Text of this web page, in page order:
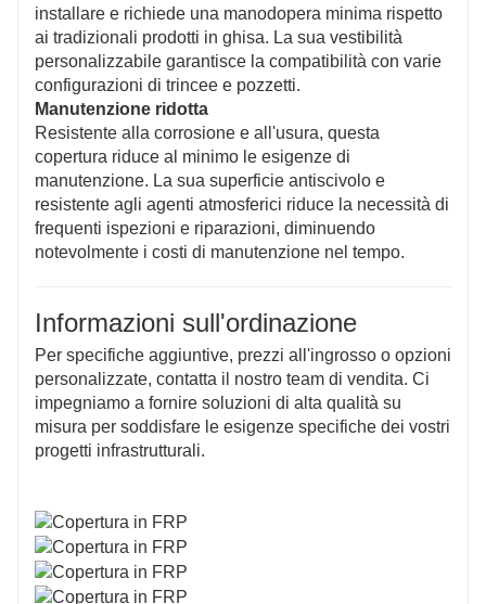
installare e richiede una manodopera minima rispetto
ai tradizionali prodotti in ghisa. La sua vestibilità
personalizzabile garantisce la compatibilità con varie
configurazioni di trincee e pozzetti.
Manutenzione ridotta
Resistente alla corrosione e all'usura, questa
copertura riduce al minimo le esigenze di
manutenzione. La sua superficie antiscivolo e
resistente agli agenti atmosferici riduce la necessità di
frequenti ispezioni e riparazioni, diminuendo
notevolmente i costi di manutenzione nel tempo.
Informazioni sull'ordinazione
Per specifiche aggiuntive, prezzi all'ingrosso o opzioni
personalizzate, contatta il nostro team di vendita. Ci
impegniamo a fornire soluzioni di alta qualità su
misura per soddisfare le esigenze specifiche dei vostri
progetti infrastrutturali.